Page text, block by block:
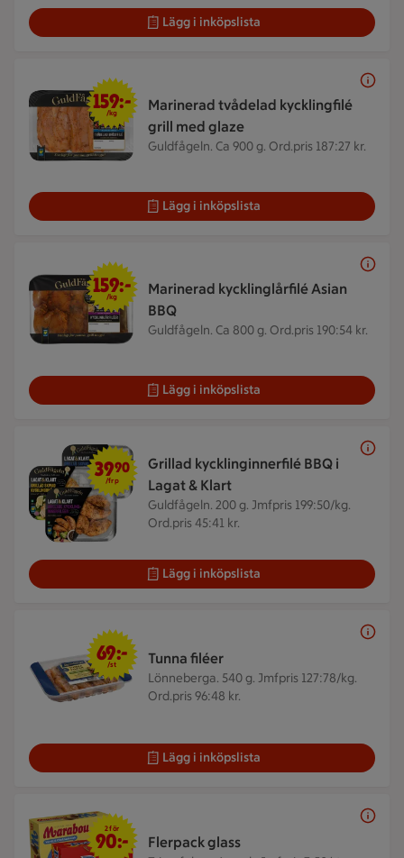
Lägg i inköpslista
Marinerad tvådelad kycklingfilé
grill med glaze
Guldfågeln. Ca 900 g. Ord.pris 187:27 kr.
159 kr/kg
159:-
/kg
Lägg i inköpslista
Marinerad kycklinglårfilé Asian
BBQ
Guldfågeln. Ca 800 g. Ord.pris 190:54 kr.
159 kr/kg
159:-
/kg
Lägg i inköpslista
Grillad kycklinginnerfilé BBQ i
Lagat & Klart
Guldfågeln. 200 g. Jmfpris 199:50/kg.
Ord.pris 45:41 kr.
39,90 kr/frp
3990
/frp
Lägg i inköpslista
Tunna filéer
Lönneberga. 540 g. Jmfpris 127:78/kg.
Ord.pris 96:48 kr.
69 kr/st
69:-
/st
Lägg i inköpslista
Flerpack glass
2 för 90 kr
2 för
90:-